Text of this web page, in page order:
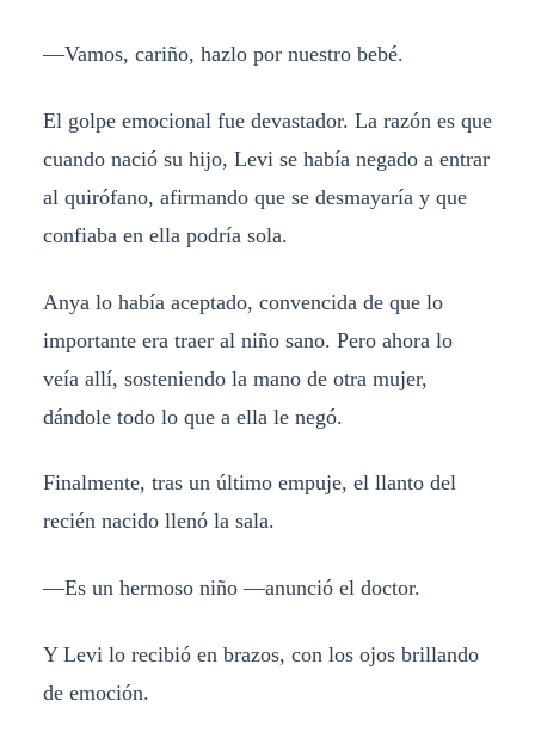
—Vamos, cariño, hazlo por nuestro bebé.
El golpe emocional fue devastador. La razón es que
cuando nació su hijo, Levi se había negado a entrar
al quirófano, afirmando que se desmayaría y que
confiaba en ella podría sola.
Anya lo había aceptado, convencida de que lo
importante era traer al niño sano. Pero ahora lo
veía allí, sosteniendo la mano de otra mujer,
dándole todo lo que a ella le negó.
Finalmente, tras un último empuje, el llanto del
recién nacido llenó la sala.
—Es un hermoso niño —anunció el doctor.
Y Levi lo recibió en brazos, con los ojos brillando
de emoción.